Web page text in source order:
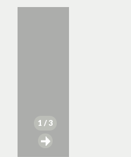
1 / 3